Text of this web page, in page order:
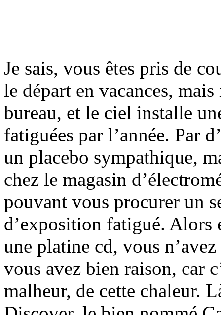
Je sais, vous êtes pris de
le départ en vacances,
bureau, et le ciel installe
fatiguées par l’année. Par
un placebo sympathique,
chez le magasin
pouvant vous procurer un
d’exposition fatigué. Alors
une platine cd, vous
vous avez bien raison, car
malheur, de cette chaleur.